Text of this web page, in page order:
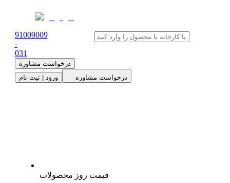
91009009
-
031
درخواست مشاوره
ورود | ثبت نام
درخواست مشاوره
قیمت روز محصولات